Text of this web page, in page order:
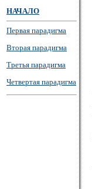
НАЧАЛО
Первая парадигма
Вторая парадигма
Третья парадигма
Четвертая парадигма